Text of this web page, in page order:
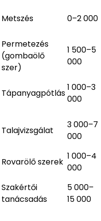
Metszés 0–2 000
Permetezés
(gombaölő
szer)
1 500–5
000
Tápanyagpótlás
1 000–3
000
Talajvizsgálat
3 000–7
000
Rovarölő szerek
1 000–4
000
Szakértői
tanácsadás
5 000–
15 000